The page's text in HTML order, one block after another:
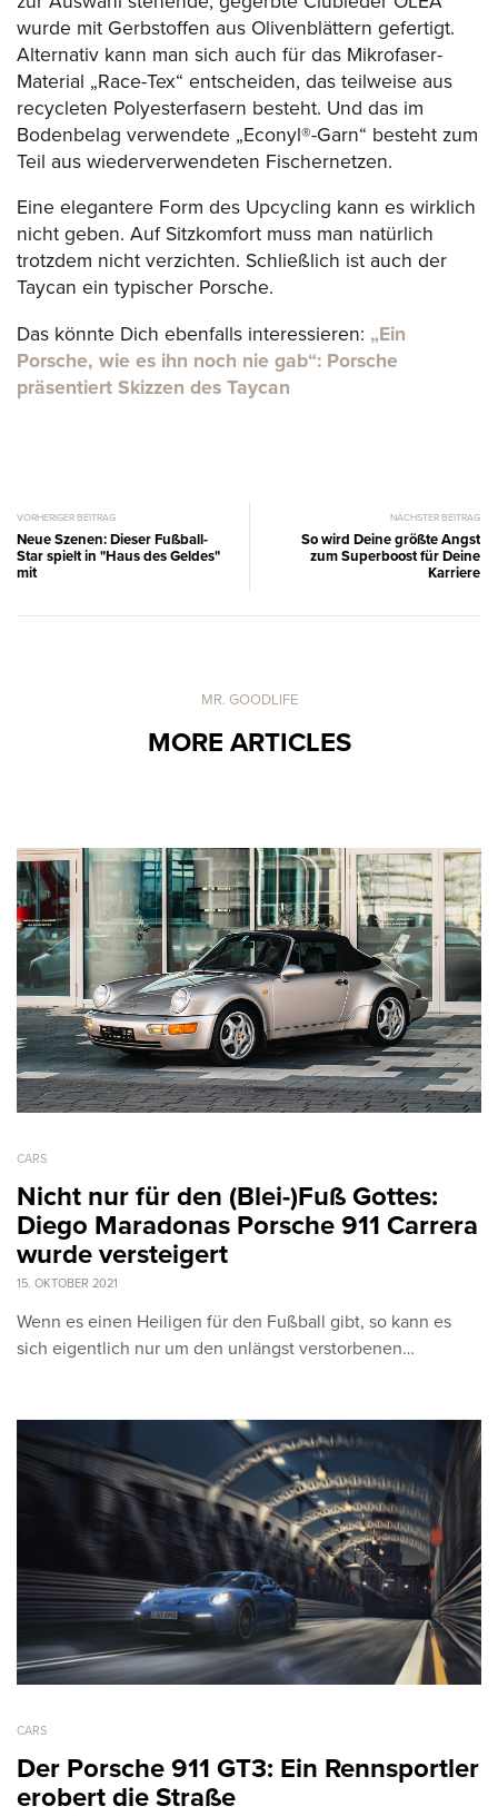
wurde mit Gerbstoffen aus Olivenblättern gefertigt.
Alternativ kann man sich auch für das Mikrofaser-
Material „Race-Tex“ entscheiden, das teilweise aus
recycleten Polyesterfasern besteht. Und das im
Bodenbelag verwendete „Econyl®-Garn“ besteht zum
Teil aus wiederverwendeten Fischernetzen.
Eine elegantere Form des Upcycling kann es wirklich
nicht geben. Auf Sitzkomfort muss man natürlich
trotzdem nicht verzichten. Schließlich ist auch der
Taycan ein typischer Porsche.
Das könnte Dich ebenfalls interessieren: „Ein
Porsche, wie es ihn noch nie gab“: Porsche
präsentiert Skizzen des Taycan
VORHERIGER BEITRAG
Neue Szenen: Dieser Fußball-
Star spielt in "Haus des Geldes"
mit
NÄCHSTER BEITRAG
So wird Deine größte Angst
zum Superboost für Deine
Karriere
MR. GOODLIFE
MORE ARTICLES
CARS
Nicht nur für den (Blei-)Fuß Gottes:
Diego Maradonas Porsche 911 Carrera
wurde versteigert
15. OKTOBER 2021
Wenn es einen Heiligen für den Fußball gibt, so kann es
sich eigentlich nur um den unlängst verstorbenen…
CARS
Der Porsche 911 GT3: Ein Rennsportler
erobert die Straße